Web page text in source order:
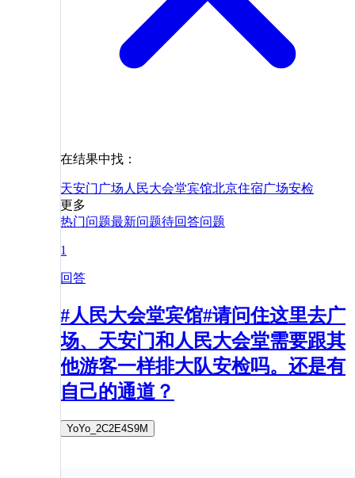
在结果中找：
天安门广场 人民大会堂宾馆北京住宿广场安检
更多
热门问题最新问题待回答问题
1
回答
#人民大会堂宾馆#请问住这里去广
场、天安门和人民大会堂需要跟其
他游客一样排大队安检吗。还是有
自己的通道？
YoYo_2C2E4S9M